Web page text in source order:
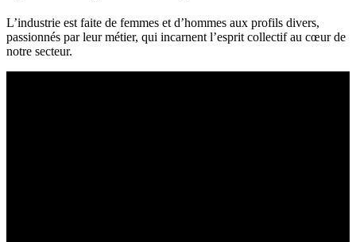
L’industrie est faite de femmes et d’hommes aux profils divers,
passionnés par leur métier, qui incarnent l’esprit collectif au cœur de
notre secteur.